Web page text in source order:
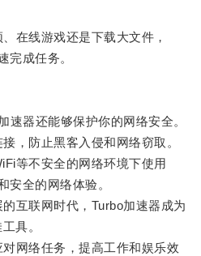
线游戏还是下载大文件，
完成任务。
器还能够保护你的网络安全。
防止黑客入侵和网络窃取。
等不安全的网络环境下使用
安全的网络体验。
联网时代，Turbo加速器成为
具。
络任务，提高工作和娱乐效